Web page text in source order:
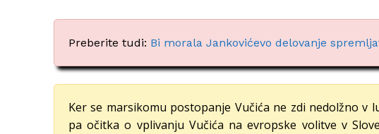
Preberite tudi: Bi morala Jankovićevo delovanje
Ker se marsikomu postopanje Vučića ne zdi nedolžno v
pa očitka o vplivanju Vučića na evropske volitve v